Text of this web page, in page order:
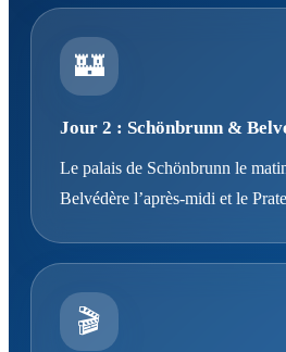
🏰
Jour 2 : Schönbrunn &
Le palais de Schönbrunn le
Belvédère l’après-midi et le
🎬